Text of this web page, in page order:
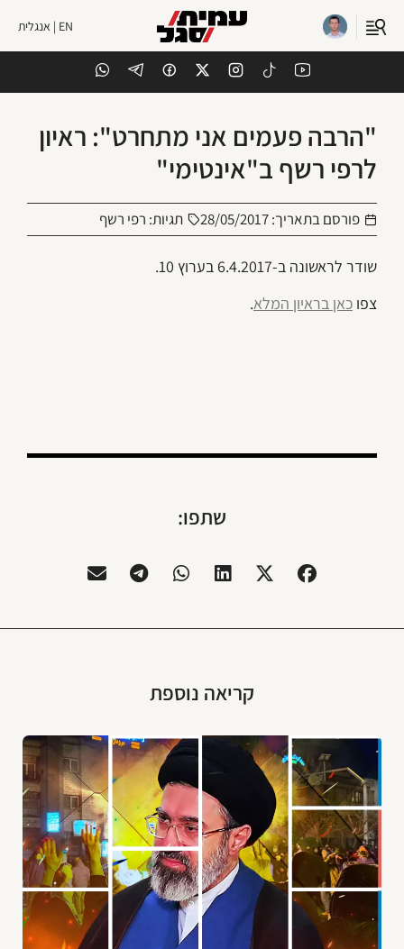
EN | אנגלית
"הרבה פעמים אני מתחרט": ראיון
לרפי רשף ב"אינטימי"
פורסם בתאריך:28/05/2017 תגיות: רפי רשף
שודר לראשונה ב-6.4.2017 בערוץ 10.
צפו כאן בראיון המלא.
שתפו:
קריאה נוספת